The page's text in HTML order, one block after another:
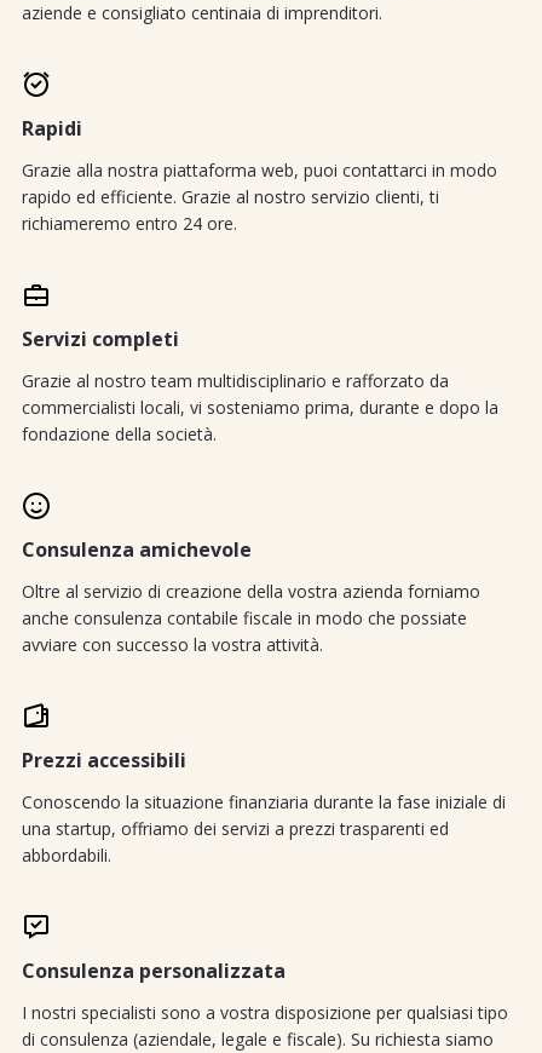
aziende e consigliato centinaia di imprenditori.
Rapidi
Grazie alla nostra piattaforma web, puoi contattarci in modo
rapido ed efficiente. Grazie al nostro servizio clienti, ti
richiameremo entro 24 ore.
Servizi completi
Grazie al nostro team multidisciplinario e rafforzato da
commercialisti locali, vi sosteniamo prima, durante e dopo la
fondazione della società.
Consulenza amichevole
Oltre al servizio di creazione della vostra azienda forniamo
anche consulenza contabile fiscale in modo che possiate
avviare con successo la vostra attività.
Prezzi accessibili
Conoscendo la situazione finanziaria durante la fase iniziale di
una startup, offriamo dei servizi a prezzi trasparenti ed
abbordabili.
Consulenza personalizzata
I nostri specialisti sono a vostra disposizione per qualsiasi tipo
di consulenza (aziendale, legale e fiscale). Su richiesta siamo